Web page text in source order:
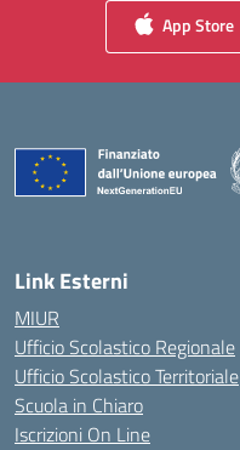
App Store
Link Esterni
MIUR
Ufficio Scolastico Regionale
Ufficio Scolastico Territoriale
Scuola in Chiaro
Iscrizioni On Line